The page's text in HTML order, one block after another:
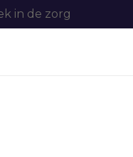
in de zorg